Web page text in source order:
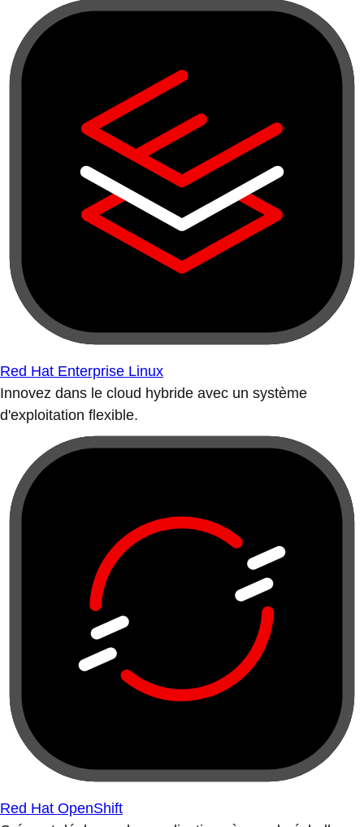
Red Hat Enterprise Linux
Innovez dans le cloud hybride avec un système
d'exploitation flexible.
Red Hat OpenShift